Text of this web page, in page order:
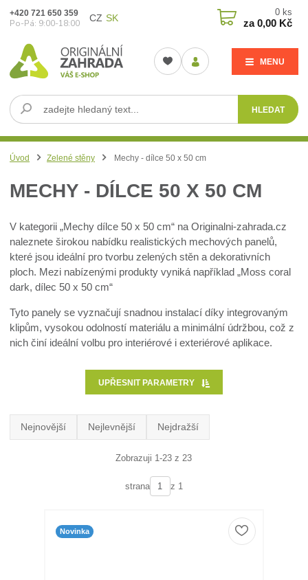
CZ SK
MENU
HLEDAT
+420 721 650 359
Po-Pá: 9:00-18:00
0 ks
za0,00 Kč
Úvod Zelené stěny Mechy - dílce 50 x 50 cm
MECHY - DÍLCE 50 X 50 CM
V kategorii „Mechy dílce 50 x 50 cm“ na Originalni-zahrada.cz
naleznete širokou nabídku realistických mechových panelů,
které jsou ideální pro tvorbu zelených stěn a dekorativních
ploch. Mezi nabízenými produkty vyniká například „Moss coral
dark, dílec 50 x 50 cm“
Tyto panely se vyznačují snadnou instalací díky integrovaným
klipům, vysokou odolností materiálu a minimální údržbou, což z
nich činí ideální volbu pro interiérové i exteriérové aplikace.
UPŘESNIT PARAMETRY
Nejnovější Nejlevnější Nejdražší
Zobrazuji 1-23 z 23
strana z 1
Novinka